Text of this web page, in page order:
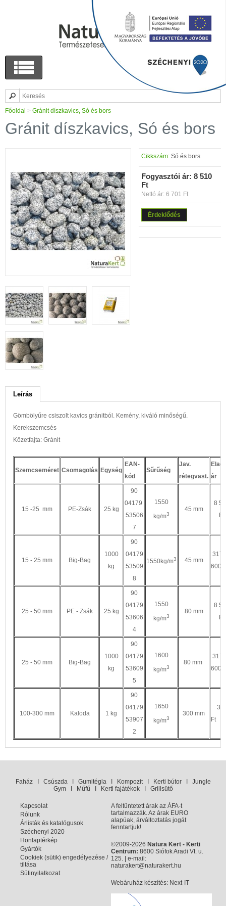
Főoldal > Gránit díszkavics, Só és bors
Gránit díszkavics, Só és bors
Cikkszám: Só és bors
Fogyasztói ár: 8 510
Ft
Nettó ár: 6 701 Ft
Érdeklődés
Leírás
Gömbölyűre csiszolt kavics gránitból. Kemény, kiváló minőségű.
Kerekszemcsés
Kőzetfajta: Gránit
Szemcseméret Csomagolás Egység
EAN-
kód
Sűrűség
Jav.
rétegvast. ár
15 -25 mm PE-Zsák 25 kg
90
04179
53506
7
1550
kg/m3
45 mm
8
Ft
15 - 25 mm Big-Bag
1000
kg
90
04179
53509
8
1550kg/m3 45 mm
317
600
25 - 50 mm PE - Zsák 25 kg
90
04179
53606
4
1550
kg/m3
80 mm
8
Ft
25 - 50 mm Big-Bag
1000
kg
90
04179
53609
5
1600
kg/m3
80 mm
317
600
100-300 mm Kaloda 1 kg
90
04179
53907
2
1650
kg/m3
300 mm
Ft
FaházI CsúszdaI GumitéglaI KompozitI Kerti bútorI Jungle
GymI Műfű Kerti fajátékokI Grillsütő
Kapcsolat
Rólunk
Árlisták és katalógusok
Széchenyi 2020
Honlaptérkép
Gyártók
Cookiek (sütik) engedélyezése /
tiltása
Sütinyilatkozat
A feltüntetett árak az ÁFA-t
tartalmazzák. Az árak EURO
alapúak, árváltoztatás jogát
fenntartjuk!
©2009-2026 Natura Kert - Kerti
Centrum: 8600 Siófok Aradi Vt. u.
125. | e-mail:
naturakert@naturakert.hu
Webáruház készítés: Next-IT